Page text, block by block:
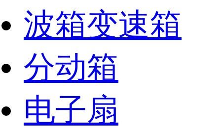
波箱变速箱
分动箱
电子扇